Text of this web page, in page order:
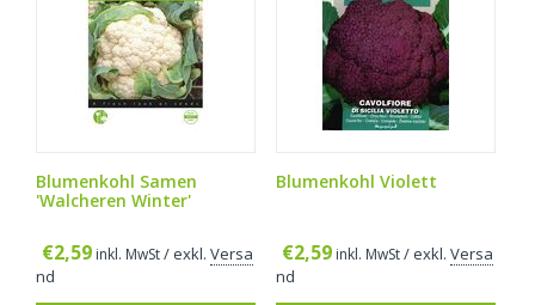
Blumenkohl Samen
'Walcheren Winter'
€2,59 inkl. MwSt/ exkl. Versa
nd
Blumenkohl Violett
€2,59 inkl. MwSt / exkl. Versa
nd